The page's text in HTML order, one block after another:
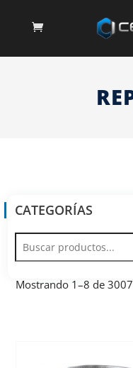
CATEGORÍAS
Mostrando 1–8 de